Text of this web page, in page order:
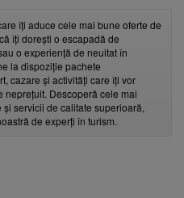
îți aduce cele mai bune oferte de
îți dorești o escapadă de
o experiență de neuitat în
la dispoziție pachete
cazare și activități care îți vor
neprețuit. Descoperă cele mai
servicii de calitate superioară,
de experți în turism.